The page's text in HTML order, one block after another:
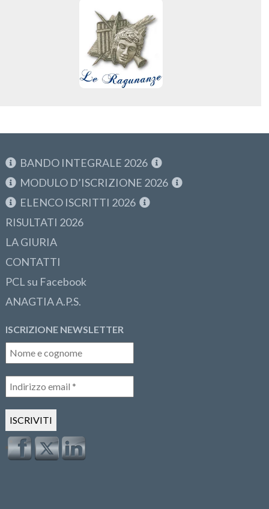
BANDO INTEGRALE 2026
MODULO D’ISCRIZIONE 2026
ELENCO ISCRITTI 2026
RISULTATI 2026
LA GIURIA
CONTATTI
PCL su Facebook
ANAGTIA A.P.S.
ISCRIZIONE NEWSLETTER